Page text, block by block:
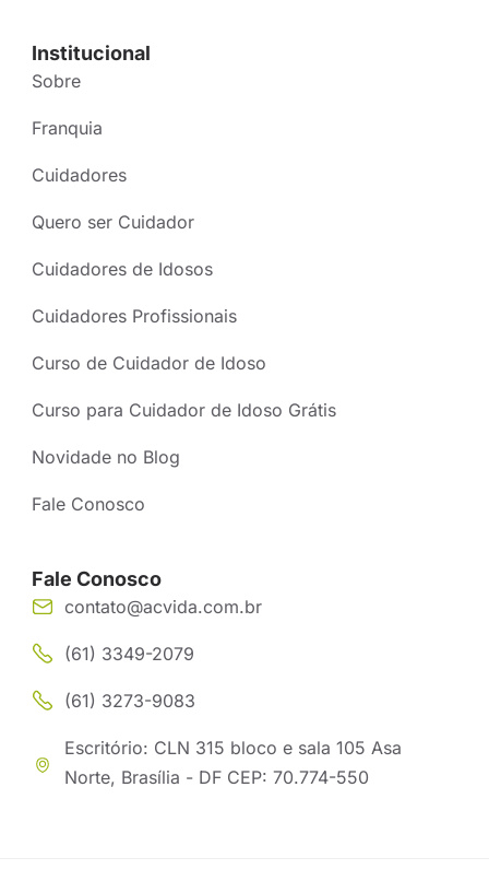
Institucional
Sobre
Franquia
Cuidadores
Quero ser Cuidador
Cuidadores de Idosos
Cuidadores Profissionais
Curso de Cuidador de Idoso
Curso para Cuidador de Idoso Grátis
Novidade no Blog
Fale Conosco
Fale Conosco
contato@acvida.com.br
(61) 3349-2079
(61) 3273-9083
Escritório: CLN 315 bloco e sala 105 Asa
Norte, Brasília - DF CEP: 70.774-550